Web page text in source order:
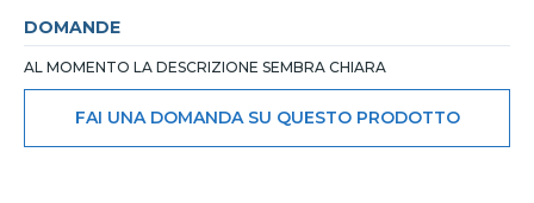
DOMANDE
AL MOMENTO LA DESCRIZIONE SEMBRA CHIARA
FAI UNA DOMANDA SU QUESTO PRODOTTO